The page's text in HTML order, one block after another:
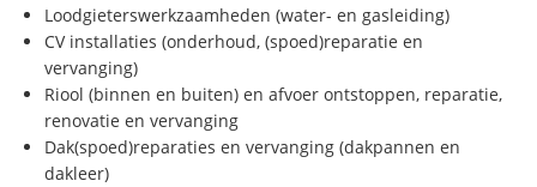
Loodgieterswerkzaamheden (water- en gasleiding)
CV installaties (onderhoud, (spoed)reparatie en
vervanging)
Riool (binnen en buiten) en afvoer ontstoppen, reparatie,
renovatie en vervanging
Dak(spoed)reparaties en vervanging (dakpannen en
dakleer)